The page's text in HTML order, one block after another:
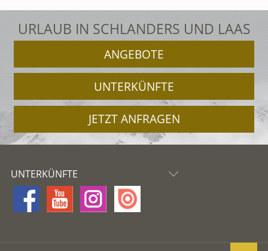
URLAUB IN SCHLANDERS UND LAAS
ANGEBOTE
UNTERKÜNFTE
JETZT ANFRAGEN
UNTERKÜNFTE